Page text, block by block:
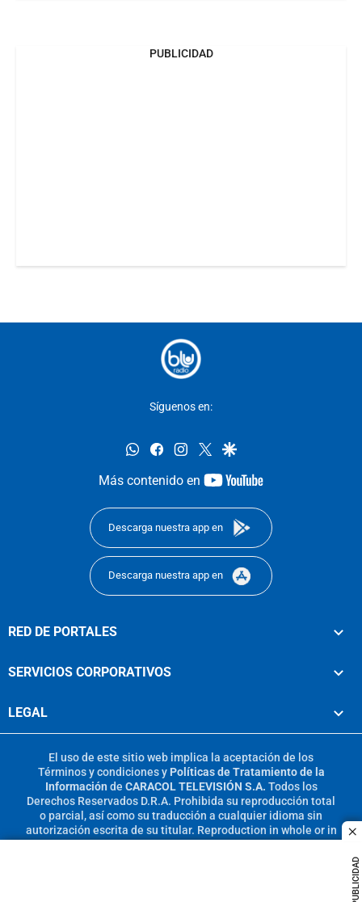
PUBLICIDAD
PUBLICIDAD
Síguenos en:
whatsappfacebookinstagram
twittergoogle
Más contenido en
youtube-
Descarga nuestra app en
Descarga nuestra app en
RED DE PORTALES
SERVICIOS CORPORATIVOS
LEGAL
El uso de este sitio web implica la aceptación de los
Términos y condicionesy Políticas de Tratamiento de la
Información de CARACOL TELEVISIÓN S.A. Todos los
Derechos Reservados D.R.A. Prohibida su reproducción total
o parcial, así como su traducción a cualquier idioma sin
autorización escrita de su titular. Reproduction in whole or in